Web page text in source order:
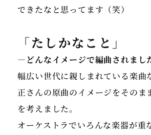
できたなと思ってます（笑）
「たしかなこと」
―どんなイメージで編曲されまし
幅広い世代に親しまれている楽曲
正さんの原曲のイメージをそのま
を考えました。
オーケストラでいろんな楽器が重